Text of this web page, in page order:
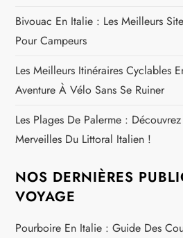
Bivouac En Italie : Les Meilleurs
Pour Campeurs
Les Meilleurs Itinéraires Cyclables
Aventure À Vélo Sans Se Ruiner
Les Plages De Palerme :
Merveilles Du Littoral Italien !
NOS DERNIÈRES
VOYAGE
Pourboire En Italie : Guide Des